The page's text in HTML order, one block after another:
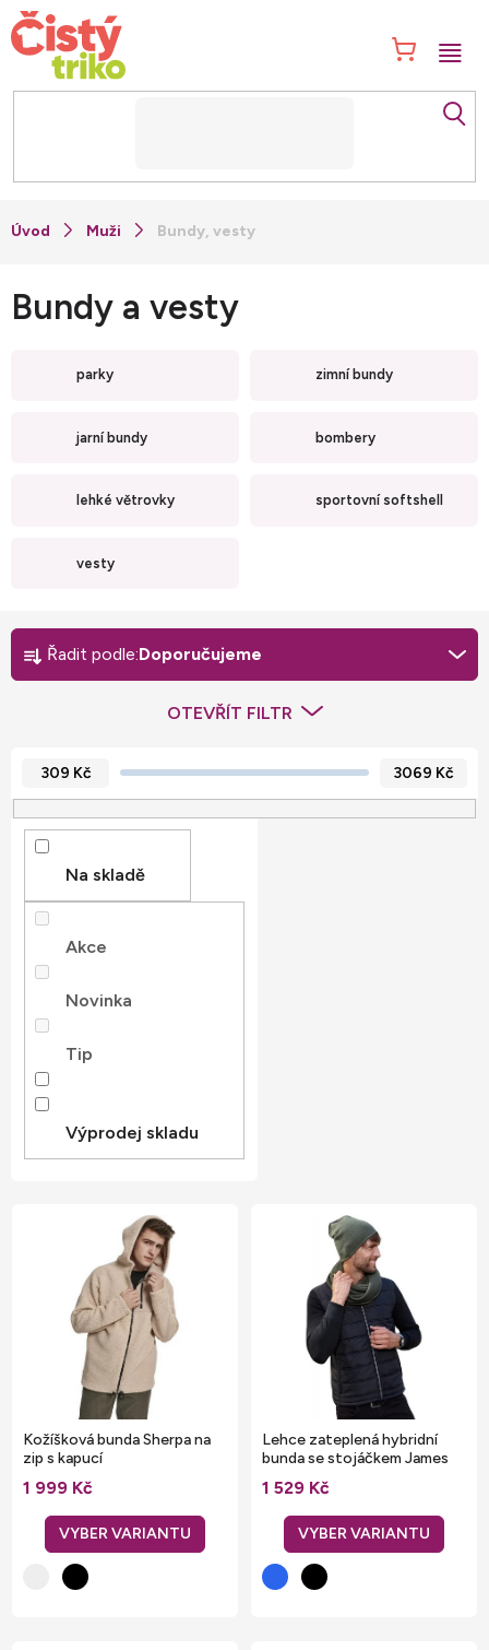
Přejít
na
obsah
Muži Bundy, vesty
Bundy a vesty
parky zimní bundy
jarní bundy bombery
lehké větrovky sportovní softshell
vesty
Ř
z
p
Řadit podle:Doporučujeme
OTEVŘÍT FILTR
309 Kč 3069 Kč
Na skladě
Akce
Novinka
Tip
Výprodej skladu
o
d
u
Kožíšková bunda Sherpa na
zip s kapucí
1 999 Kč
Lehce zateplená hybridní
bunda se stojáčkem James
and Nicholson
1 529 Kč